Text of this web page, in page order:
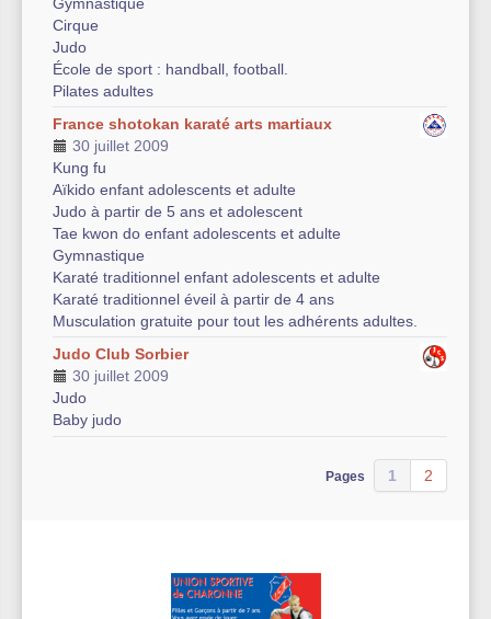
Cirque
Judo
École de sport : handball, football.
Pilates adultes
France shotokan karaté arts martiaux
30 juillet 2009
Kung fu
Aïkido enfant adolescents et adulte
Judo à partir de 5 ans et adolescent
Tae kwon do enfant adolescents et adulte
Gymnastique
Karaté traditionnel enfant adolescents et adulte
Karaté traditionnel éveil à partir de 4 ans
Musculation gratuite pour tout les adhérents adultes.
Judo Club Sorbier
30 juillet 2009
Judo
Baby judo
Pages 1 2